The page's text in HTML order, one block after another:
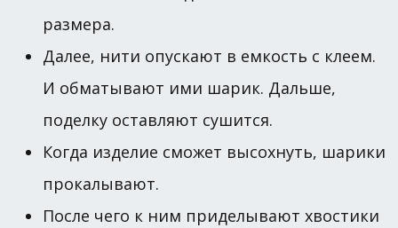
размера.
Далее, нити опускают в емкость с клеем.
И обматывают ими шарик. Дальше,
поделку оставляют сушится.
Когда изделие сможет высохнуть, шарики
прокалывают.
После чего к ним приделывают хвостики